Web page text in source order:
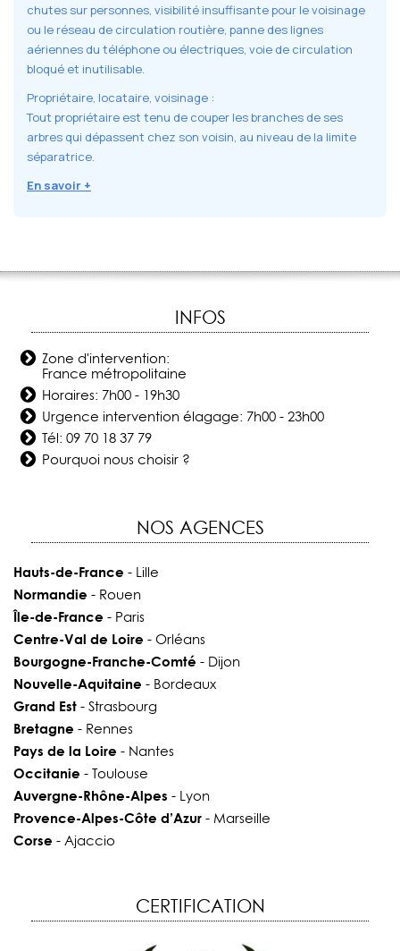
chutes sur personnes, visibilité insuffisante pour le voisinage
ou le réseau de circulation routière, panne des lignes
aériennes du téléphone ou électriques, voie de circulation
bloqué et inutilisable.
Propriétaire, locataire, voisinage :
Tout propriétaire est tenu de couper les branches de ses
arbres qui dépassent chez son voisin, au niveau de la limite
séparatrice.
En savoir +
INFOS
Zone d'intervention:
France métropolitaine
Horaires: 7h00 - 19h30
Urgence intervention élagage: 7h00 - 23h00
Tél:09 70 18 37 79
Pourquoi nous choisir ?
NOS AGENCES
Hauts-de-France - Lille
Normandie - Rouen
Île-de-France - Paris
Centre-Val de Loire - Orléans
Bourgogne-Franche-Comté - Dijon
Nouvelle-Aquitaine - Bordeaux
Grand Est- Strasbourg
Bretagne - Rennes
Pays de la Loire - Nantes
Occitanie - Toulouse
Auvergne-Rhône-Alpes - Lyon
Provence-Alpes-Côte d’Azur- Marseille
Corse - Ajaccio
CERTIFICATION